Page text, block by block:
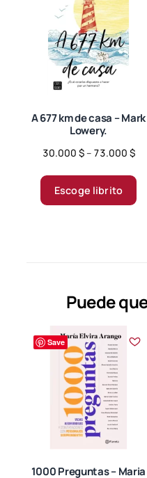
A 677 km de casa – Mark
Lowery.
30.000 $– 73.000 $
Escoge librito
se
en
Puede
Save
1000 Preguntas – Maria